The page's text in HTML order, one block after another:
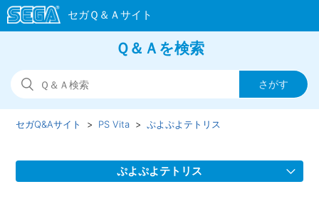
Ｑ＆Ａを検索
セガQ&Aサイト PS Vita ぷよぷよテトリス
ぷよぷよテトリス